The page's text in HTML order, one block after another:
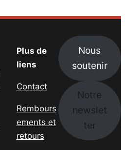
Plus de
liens
Contact
Rembours
ements et
retours
Nous
soutenir
Notre
newslet
ter